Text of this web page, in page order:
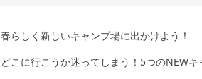
春らしく新しいキャンプ場に出かけよう！
どこに行こうか迷ってしまう！5つのNEWキ